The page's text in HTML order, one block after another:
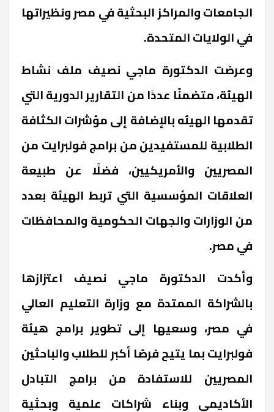
الجامعات والمراكز البحثية في مصر ونظيراتها
في الولايات المتحدة.
وعرضت الدكتورة ماجي نصيف ملف نشاط
الهيئة، متضمنًا عددًا من التقارير الدورية التي
تقدمها الهيئه بالإضافة إلى مؤشرات الكثافة
الطلابية للمستفيدين من برامج فولبرايت من
المصريين والأمريكيين، فضلًا عن طبيعة
العلاقات المؤسسية التي تربط الهيئة بعدد
من الوزارات والجهات الحكومية والمحافظات
في مصر.
وأكدت الدكتورة ماجي نصيف اعتزازها
بالشراكة الممتدة مع وزارة التعليم العالي
في مصر، وسعيها إلى تطوير برامج هيئة
فولبرايت بما يتيح فرصًا أكبر للطلاب والباحثين
المصريين للاستفادة من برامج التبادل
الأكاديمي وبناء شراكات علمية وبحثية